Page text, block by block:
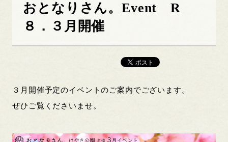
おとなりさん。Event R
８．３月開催
３月開催予定のイベントのご案内でございます。
ぜひご覧くださいませ。